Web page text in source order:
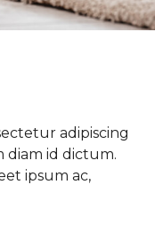
adipiscing
diam id dictum.
ipsum ac,